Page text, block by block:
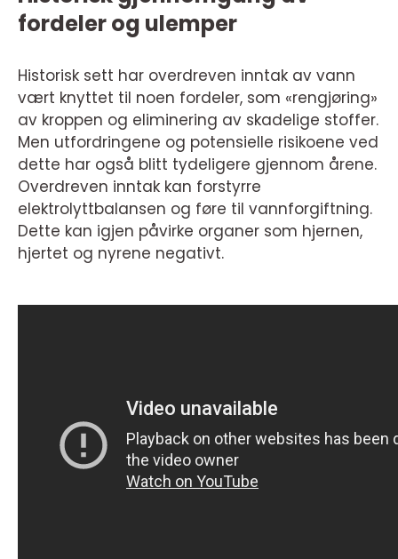
fordeler og ulemper
Historisk sett har overdreven inntak av vann
vært knyttet til noen fordeler, som «rengjøring»
av kroppen og eliminering av skadelige stoffer.
Men utfordringene og potensielle risikoene ved
dette har også blitt tydeligere gjennom årene.
Overdreven inntak kan forstyrre
elektrolyttbalansen og føre til vannforgiftning.
Dette kan igjen påvirke organer som hjernen,
hjertet og nyrene negativt.